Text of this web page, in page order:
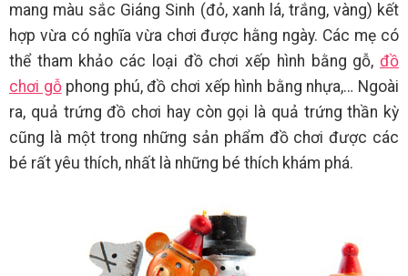
mang màu sắc Giáng Sinh (đỏ, xanh lá, trắng, vàng) kết
hợp vừa có nghĩa vừa chơi được hằng ngày. Các mẹ có
thể tham khảo các loại đồ chơi xếp hình bằng gỗ, đồ
chơi gỗphong phú, đồ chơi xếp hình bằng nhựa,… Ngoài
ra, quả trứng đồ chơi hay còn gọi là quả trứng thần kỳ
cũng là một trong những sản phẩm đồ chơi được các
bé rất yêu thích, nhất là những bé thích khám phá.